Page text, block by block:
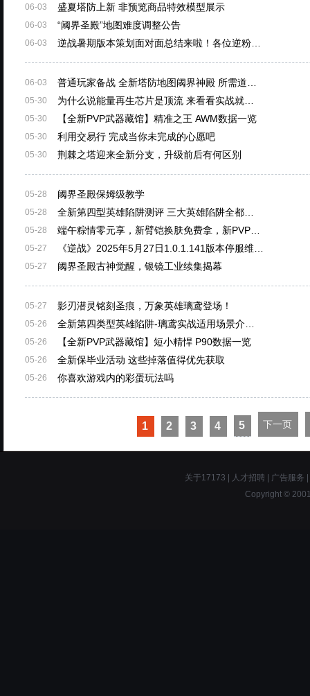
06-03 盛夏塔防上新 非预览商品特效模型展示
06-03 “阈界圣殿”地图难度调整公告
06-03 逆战暑期版本策划面对面总结来啦！各位逆粉…
06-03 普通玩家备战 全新塔防地图阈界神殿 所需道…
05-30 为什么说能量再生芯片是顶流 来看看实战就…
05-30 【全新PVP武器藏馆】精准之王 AWM数据一览
05-30 利用交易行 完成当你未完成的心愿吧
05-30 荆棘之塔迎来全新分支，升级前后有何区别
05-28 阈界圣殿保姆级教学
05-28 全新第四型英雄陷阱测评 三大英雄陷阱全都…
05-28 端午粽情零元享，新臂铠换肤免费拿，新PVP…
05-27 《逆战》2025年5月27日1.0.1.141版本停服维…
05-27 阈界圣殿古神觉醒，银镜工业续集揭幕
05-27 影刃潜灵铭刻圣痕，万象英雄璃鸢登场！
05-26 全新第四类型英雄陷阱-璃鸢实战适用场景介…
05-26 【全新PVP武器藏馆】短小精悍 P90数据一览
05-26 全新保毕业活动 这些掉落值得优先获取
05-26 你喜欢游戏内的彩蛋玩法吗
1 2 3 4 5 下一页
关于17173 人才招聘 广告服务
Copyright ©